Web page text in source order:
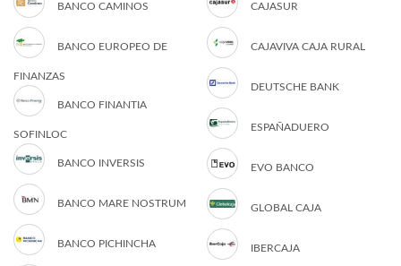
BANCO CAMINOS
BANCO EUROPEO DE
FINANZAS
BANCO FINANTIA
SOFINLOC
BANCO INVERSIS
BANCO MARE NOSTRUM
BANCO PICHINCHA
CAJASUR
CAJAVIVA CAJA RURAL
DEUTSCHE BANK
ESPAÑADUERO
EVO BANCO
GLOBAL CAJA
IBERCAJA